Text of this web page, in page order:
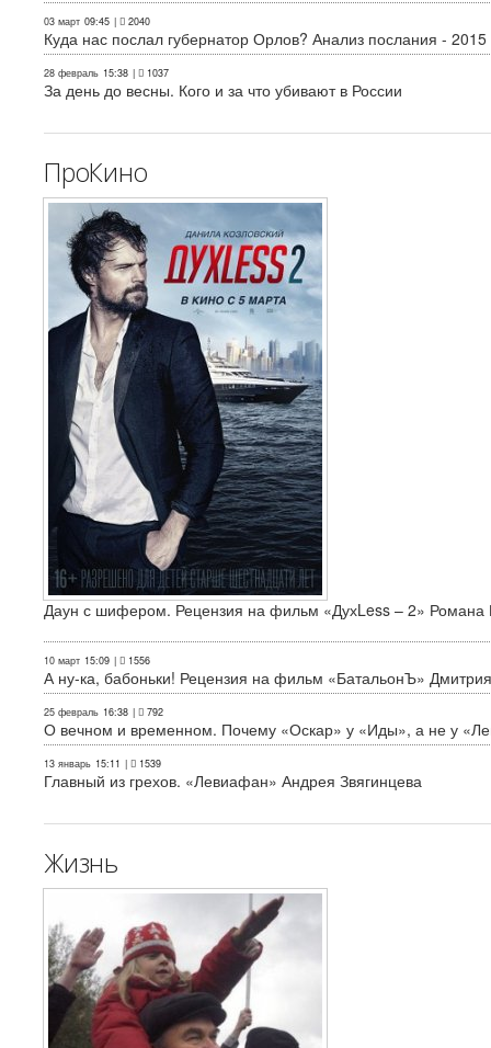
03 март 09:45 | 2040
Куда нас послал губернатор Орлов? Анализ послания - 2015
28 февраль 15:38 | 1037
За день до весны. Кого и за что убивают в России
ПроКино
Даун с шифером. Рецензия на фильм «ДухLess – 2» Романа
10 март 15:09 | 1556
А ну-ка, бабоньки! Рецензия на фильм «БатальонЪ»
25 февраль 16:38 | 792
О вечном и временном. Почему «Оскар» у «Иды», а не у
13 январь 15:11 | 1539
Главный из грехов. «Левиафан» Андрея Звягинцева
Жизнь